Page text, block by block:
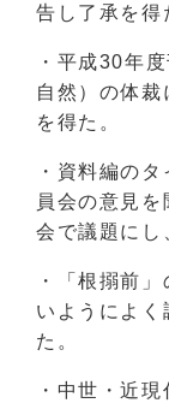
告し了承を得
・平成30年
自然）の体
を得た。
・資料編の
員会の意見
会で議題にし
・「根搦前
いようによく
た。
・中世・近